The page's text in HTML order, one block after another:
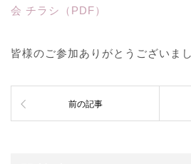
会 チラシ（PDF）
皆様のご参加ありがとうございまし
前の記事